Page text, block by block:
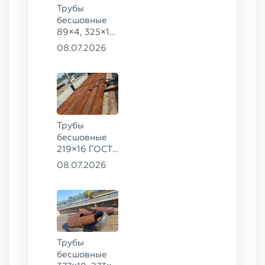
Трубы
бесшовные
89×4, 325×14
ГОСТ 8732-
08.07.2026
Трубы
бесшовные
219×16 ГОСТ
8732-78, ст.
08.07.2026
Трубы
бесшовные